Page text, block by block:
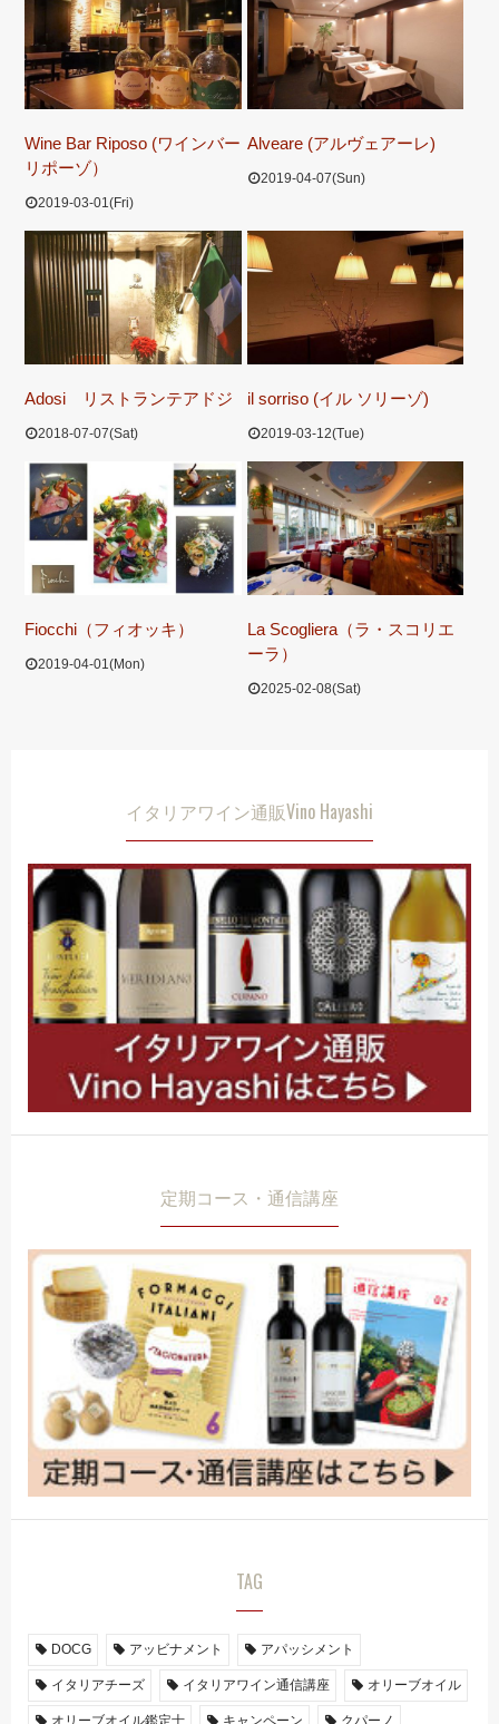
Wine Bar Riposo (ワインバー
リポーゾ）
2019-03-01(Fri)
Alveare (アルヴェアーレ)
2019-04-07(Sun)
Adosi リストランテアドジ
2018-07-07(Sat)
il sorriso (イル ソリーゾ)
2019-03-12(Tue)
Fiocchi（フィオッキ）
2019-04-01(Mon)
La Scogliera（ラ・スコリエ
ーラ）
2025-02-08(Sat)
イタリアワイン通販Vino Hayashi
定期コース・通信講座
TAG
DOCG アッビナメント アパッシメント
イタリアチーズ イタリアワイン通信講座 オリーブオイル